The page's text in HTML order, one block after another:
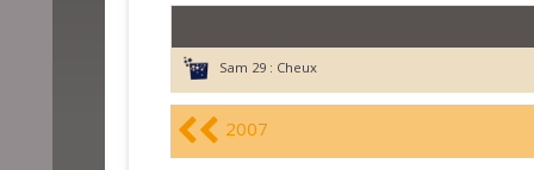
Sam 29 : Cheux
2007